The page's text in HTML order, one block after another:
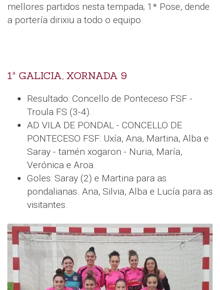
mellores partidos nesta tempada; 1* Pose, dende
a portería dirixiu a todo o equipo.
1ª GALICIA, XORNADA 9
Resultado: Concello de Ponteceso FSF -
Troula FS (3-4).
AD VILA DE PONDAL - CONCELLO DE
PONTECESO FSF: Uxía, Ana, Martina, Alba e
Saray - tamén xogaron - Nuria, María,
Verónica e Aroa.
Goles: Saray (2) e Martina para as
pondalianas. Ana, Silvia, Alba e Lucía para as
visitantes.